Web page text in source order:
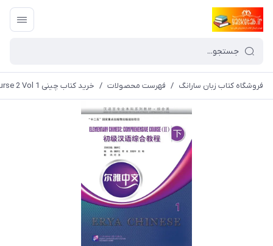
فروشگاه کتاب زبان سارانگ / فهرست محصولات / خرید کتاب چینی Erya Chinese Elementary Chinese Comprehensive Course 2 Vol 1